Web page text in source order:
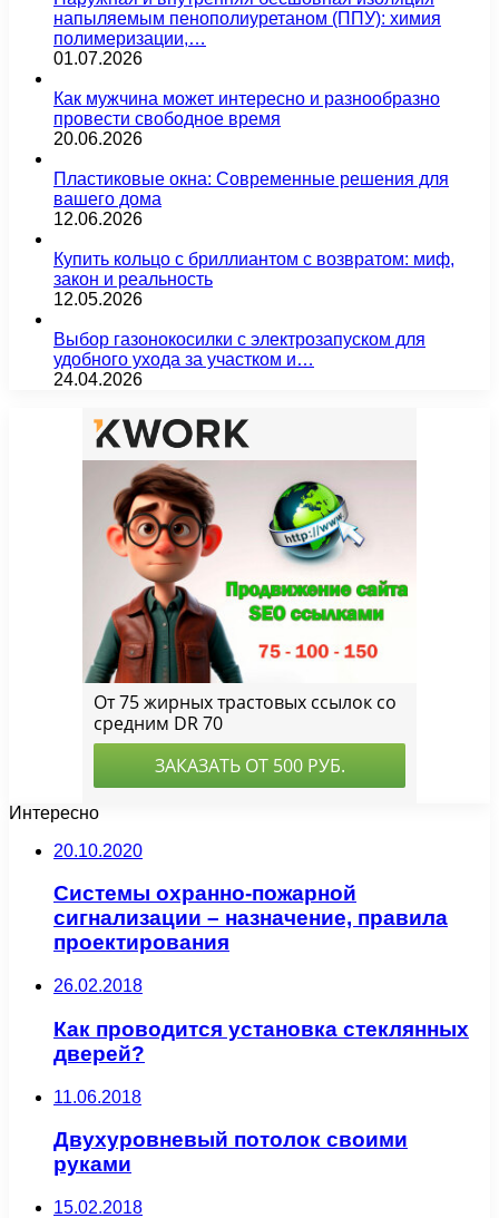
напыляемым пенополиуретаном (ППУ): химия
полимеризации,…
01.07.2026
Как мужчина может интересно и разнообразно
провести свободное время
20.06.2026
Пластиковые окна: Современные решения для
вашего дома
12.06.2026
Купить кольцо с бриллиантом с возвратом: миф,
закон и реальность
12.05.2026
Выбор газонокосилки с электрозапуском для
удобного ухода за участком и…
24.04.2026
Интересно
20.10.2020
Системы охранно-пожарной
сигнализации – назначение, правила
проектирования
26.02.2018
Как проводится установка стеклянных
дверей?
11.06.2018
Двухуровневый потолок своими
руками
15.02.2018